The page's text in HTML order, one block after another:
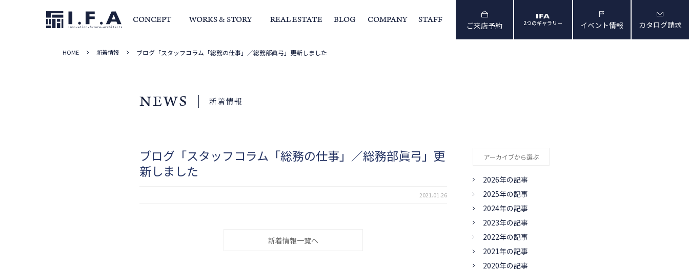
CONCEPT WORKS & STORY
事例集 家づくりストーリー
REAL ESTATE BLOG COMPANY
サービス・家づくりの流れ 室長からの挨拶 経営理念
STAFF
ご来店予約 2つのギャラリー イベント情報 カタログ請求
HOME 新着情報 ブログ「スタッフコラム「総務の仕事」／総務部眞弓」更新しました
NEWS 新着情報
ブログ「スタッフコラム「総務の仕事」／総務部眞弓」更
新しました
2021.01.26
新着情報一覧へ
アーカイブから選ぶ
2026年の記事
2025年の記事
2024年の記事
2023年の記事
2022年の記事
2021年の記事
2020年の記事